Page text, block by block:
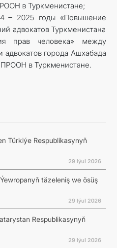
в Туркменистане;
– 2025 годы «Повышение
адвокатов Туркменистана
прав человека» между
адвокатов города Ашхабада
ПРООН в Туркменистане.
Türkiýe Respublikasynyň
29 Iýul 2026
täzeleniş we ösüş
29 Iýul 2026
Respublikasynyň
29 Iýul 2026